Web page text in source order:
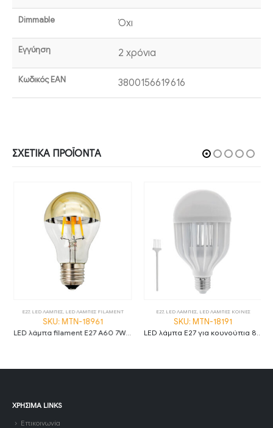
Dimmable Όχι
Εγγύηση 2 χρόνια
Κωδικός EAN 3800156619616
ΣΧΕΤΙΚΆ ΠΡΟΪΌΝΤΑ
E27, LED ΛΑΜΠΕΣ, LED ΛΑΜΠΕΣ FILAMENT
SKU: MTN-18961
LED λάμπα filament E27 A60 7W 2700K θερμό λευκό amber και διάφανο
E27, LED ΛΑΜΠΕΣ, LED ΛΑΜΠΕΣ ΚΟΙΝΕΣ
SKU: MTN-18191
LED λάμπα E27 για κουνούπια 8W+2W 4500K φυσικό λευκό
ΧΡΉΣΙΜΑ LINKS
Επικοινωνία